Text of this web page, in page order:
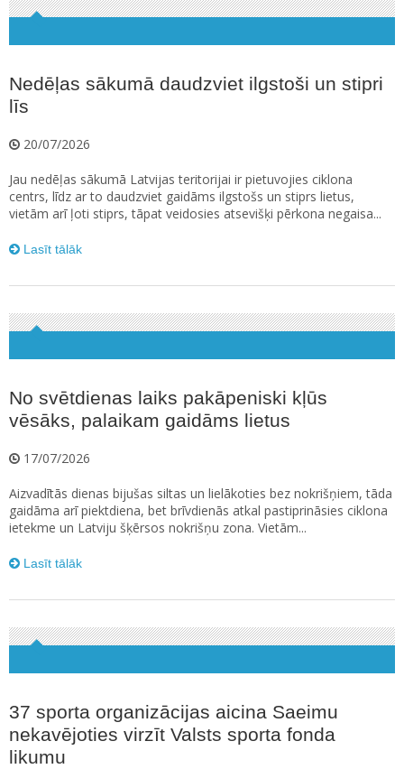
Nedēļas sākumā daudzviet ilgstoši un stipri
līs
20/07/2026
Jau nedēļas sākumā Latvijas teritorijai ir pietuvojies ciklona
centrs, līdz ar to daudzviet gaidāms ilgstošs un stiprs lietus,
vietām arī ļoti stiprs, tāpat veidosies atsevišķi pērkona negaisa...
Lasīt tālāk
No svētdienas laiks pakāpeniski kļūs
vēsāks, palaikam gaidāms lietus
17/07/2026
Aizvadītās dienas bijušas siltas un lielākoties bez nokrišņiem, tāda
gaidāma arī piektdiena, bet brīvdienās atkal pastiprināsies ciklona
ietekme un Latviju šķērsos nokrišņu zona. Vietām...
Lasīt tālāk
37 sporta organizācijas aicina Saeimu
nekavējoties virzīt Valsts sporta fonda
likumu